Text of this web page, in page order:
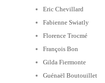
Eric Chevillard
Fabienne Swiatly
Florence Trocmé
François Bon
Gilda Fiermonte
Guénaël Boutouillet